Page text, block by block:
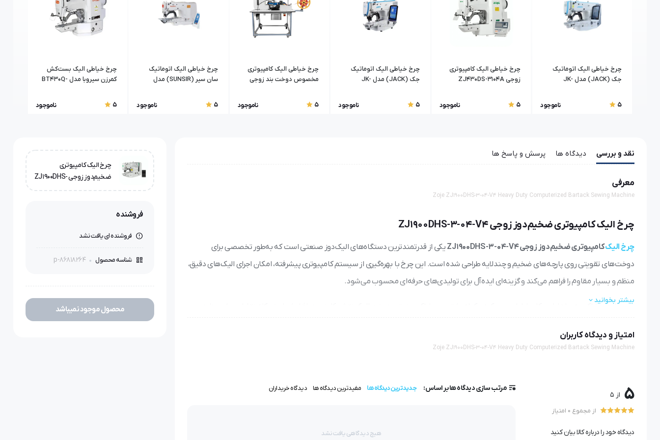
چرخ خیاطی الیک اتوماتیک
جک (JACK) مدل JK-
5
ناموجود
چرخ خیاطی الیک کامپیوتری
زوجی ZJ430DS-3104A
5 ناموجود
چرخ خیاطی الیک اتوماتیک
جک (JACK) مدل JK-
5
ناموجود
چرخ خیاطی الیک کامپیوتری
مخصوص دوخت بند زوجی
5
ناموجود
چرخ خیاطی الیک اتوماتیک
سان سیر (SUNSIR) مدل
5
ناموجود
چرخ خیاطی الیک بست‌کش
کمرزن سیروبا مدل BT430Q-
5
ناموجود
نقد و بررسی دیدگاه ها پرسش و پاسخ ها
معرفی
Zoje ZJ1900DHS-3-04-V4 Heavy Duty Computerized Bartack Sewing Machine
چرخ الیک کامپیوتری ضخیم‌دوز زوجی ZJ1900DHS-3-04-V4
چرخ الیککامپیوتری ضخیم‌دوز زوجی ZJ1900DHS-3-04-V4
یکی از قدرتمندترین دستگاه‌های الیک‌دوز صنعتی است که به‌طور تخصصی برای
دوخت‌های تقویتی روی پارچه‌های ضخیم و چندلایه طراحی شده است. این چرخ با بهره‌گیری از سیستم کامپیوتری پیشرفته، امکان اجرای الیک‌های دقیق،
منظم و بسیار مقاوم را فراهم می‌کند و گزینه‌ای ایده‌آل برای تولیدی‌های حرفه‌ای محسوب می‌شود.
در صنایع پوشاک، به‌ویژه لباس کار، شلوار جین، کیف، کوله‌پشتی و پوشاک صنعتی، دوخت الیک نقش کلیدی در افزایش استحکام نقاط حساس دارد.
ساختار تقویت‌شده دستگاه و برنامه‌های دوخت دقیق، امکان اجرای الیک‌های استاندارد و سفارشی را فراهم می‌کند.
الیک چیست و چه کاربردی دارد؟
بیشتر بخوانید
امتیاز و دیدگاه کاربران
Zoje ZJ1900DHS-3-04-V4 Heavy Duty Computerized Bartack Sewing Machine
5 از 5
از مجموع 0 امتیاز
دیدگاه خود را درباره کالا بیان کنید
مرتب سازی دیدگاه ها بر اساس: جدیدترین دیدگاه ها مفیدترین دیدگاه ها دیدگاه خریداران
هیچ دیدگاهی یافت نشد
چرخ الیک کامپیوتری
ضخیم‌دوز زوجی ZJ1900DHS-
3-04-V4
فروشنده
فروشنده ای یافت نشد
شناسه محصول p-86818264
محصول موجود نمیباشد